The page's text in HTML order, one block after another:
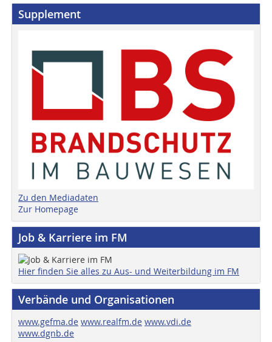
Supplement
Zu den Mediadaten
Zur Homepage
Job & Karriere im FM
Hier finden Sie alles zu Aus- und Weiterbildung im FM
Verbände und Organisationen
www.gefma.de www.realfm.de www.vdi.de
www.dgnb.de